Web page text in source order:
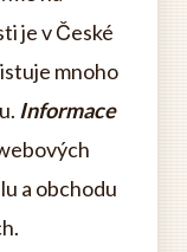
je v České
mnoho
Informace
a obchodu